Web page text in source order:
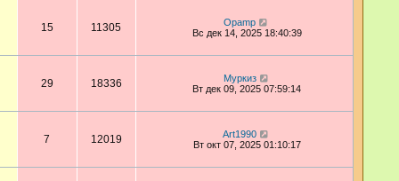
15 11305
Opamp
Вс дек 14, 2025 18:40:39
29 18336
Муркиз
Вт дек 09, 2025 07:59:14
7 12019
Art1990
Вт окт 07, 2025 01:10:17